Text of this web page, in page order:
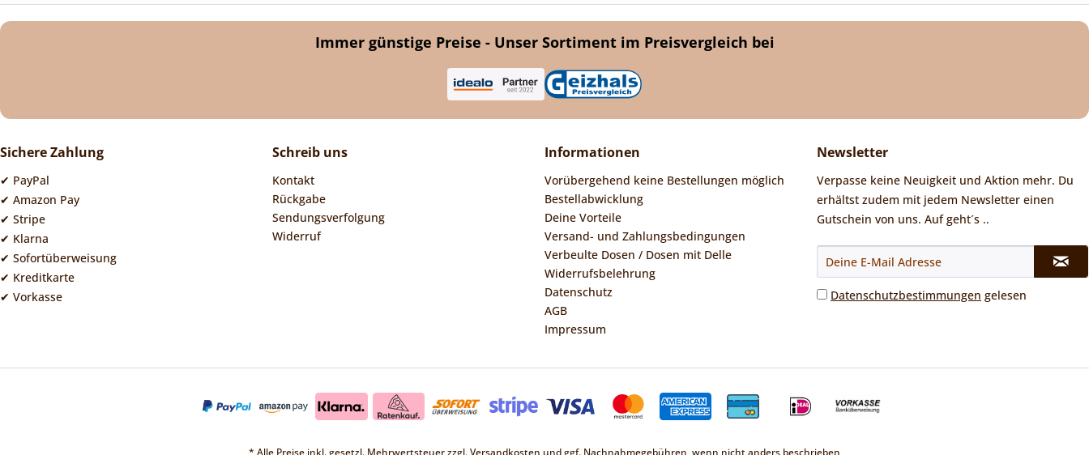
Immer günstige Preise - Unser Sortiment im Preisvergleich bei
Sichere Zahlung
✔ PayPal
✔ Amazon Pay
✔ Stripe
✔ Klarna
✔ Sofortüberweisung
✔ Kreditkarte
✔ Vorkasse
Schreib uns
Kontakt
Rückgabe
Sendungsverfolgung
Widerruf
Informationen
Vorübergehend keine Bestellungen möglich
Bestellabwicklung
Deine Vorteile
Versand- und Zahlungsbedingungen
Verbeulte Dosen / Dosen mit Delle
Widerrufsbelehrung
Datenschutz
AGB
Impressum
Newsletter
Verpasse keine Neuigkeit und Aktion mehr. Du
erhältst zudem mit jedem Newsletter einen
Gutschein von uns. Auf geht´s ..
Datenschutzbestimmungen gelesen
* Alle Preise inkl. gesetzl. Mehrwertsteuer zzgl.Versandkosten und ggf. Nachnahmegebühren, wenn nicht anders beschrieben